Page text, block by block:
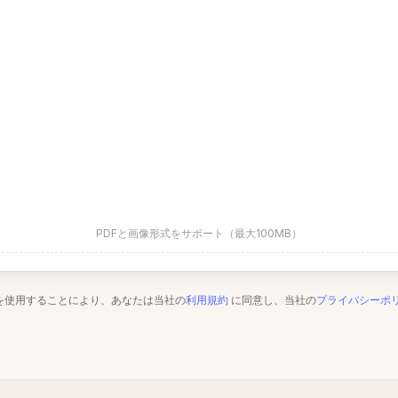
PDFと画像形式をサポート（最大100MB）
使用することにより、あなたは当社の利用規約 に同意し、当社のプライバシーポ